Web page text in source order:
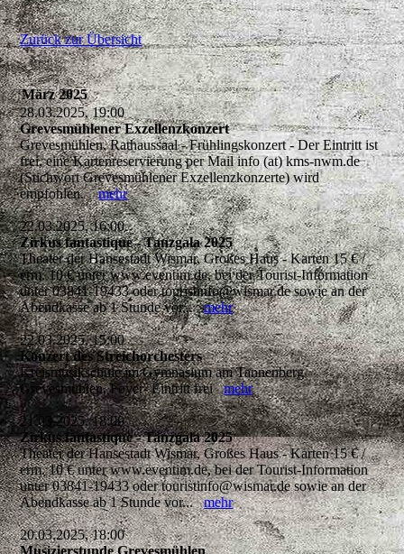
Zurück zur Übersicht
März 2025
28.03.2025, 19:00
Grevesmühlener Exzellenzkonzert
Grevesmühlen, Rathaussaal - Frühlingskonzert - Der Eintritt ist
frei, eine Kartenreservierung per Mail info (at) kms-nwm.de
(Stichwort Grevesmühlener Exzellenzkonzerte) wird
empfohlen.mehr
22.03.2025, 16:00
Zirkus fantastique - Tanzgala 2025
Theater der Hansestadt Wismar, Großes Haus - Karten 15 € /
erm. 10 € unter www.eventim.de, bei der Tourist-Information
unter 03841-19433 oder touristinfo@wismar.de sowie an der
Abendkasse ab 1 Stunde vor...mehr
22.03.2025, 15:00
Konzert des Streichorchesters
Kreismusikschule im Gymnasium am Tannenberg
Grevesmühlen, Foyer- Eintritt freimehr
21.03.2025, 18:00
Zirkus fantastique - Tanzgala 2025
Theater der Hansestadt Wismar, Großes Haus - Karten 15 € /
erm. 10 € unter www.eventim.de, bei der Tourist-Information
unter 03841-19433 oder touristinfo@wismar.de sowie an der
Abendkasse ab 1 Stunde vor...mehr
20.03.2025, 18:00
Musizierstunde Grevesmühlen